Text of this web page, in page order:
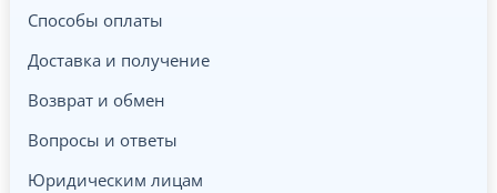
Способы оплаты
Доставка и получение
Возврат и обмен
Вопросы и ответы
Юридическим лицам